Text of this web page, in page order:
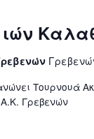
Τουρνουά
Γρεβενών